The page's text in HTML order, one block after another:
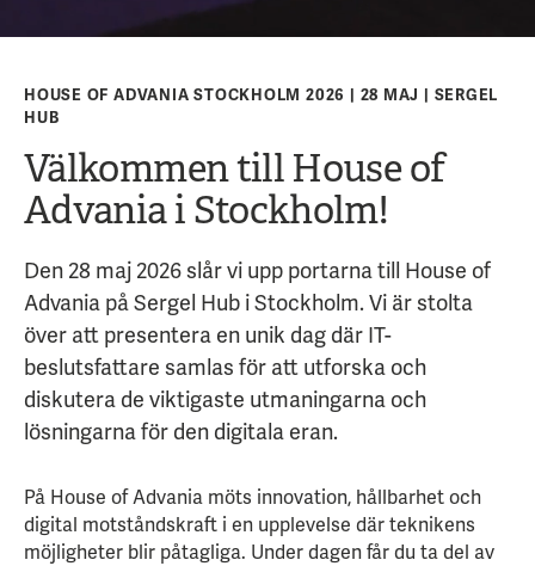
HOUSE OF ADVANIA STOCKHOLM 2026 | 28 MAJ | SERGEL
HUB
Välkommen till House of
Advania i Stockholm!
Den 28 maj 2026 slår vi upp portarna till House of
Advania på Sergel Hub i Stockholm. Vi är stolta
över att presentera en unik dag där IT-
beslutsfattare samlas för att utforska och
diskutera de viktigaste utmaningarna och
lösningarna för den digitala eran.
På House of Advania möts innovation, hållbarhet och
digital motståndskraft i en upplevelse där teknikens
möjligheter blir påtagliga. Under dagen får du ta del av